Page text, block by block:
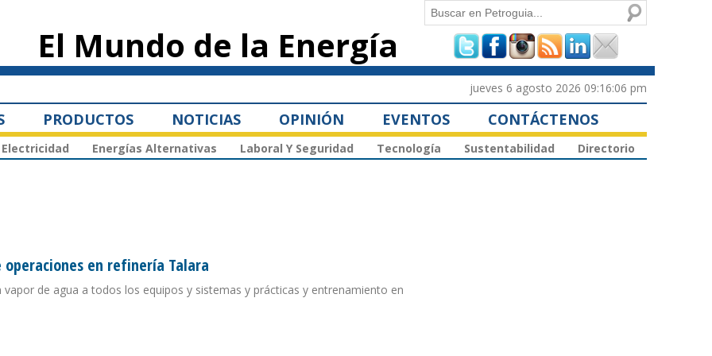
principal
El Mundo de la Energía
Formulario de
búsqueda
Buscar
jueves 6 agosto 2026 09:16:06 pm
PRODUCTOS NOTICIAS OPINIÓN EVENTOS CONTÁCTENOS
Electricidad Energías Alternativas Laboral Y Seguridad Tecnología Sustentabilidad Directorio
en refinería Talara
de agua a todos los equipos y sistemas y prácticas y entrenamiento en